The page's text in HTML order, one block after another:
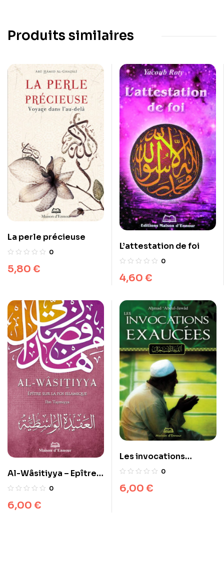
Produits similaires
La perle précieuse
0
5,80 €
L’attestation de foi
0
4,60 €
Al-Wâsitiyya – Epître
sur la foi islamique
0
6,00 €
Les invocations
exaucées 0
6,00 €